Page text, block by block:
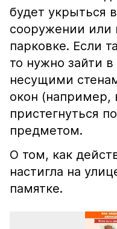
будет укрыться
сооружении или
парковке. Если
то нужно зайти
несущими
окон (например,
пристегнуться
предметом.
О том, как
настигла на
памятке.